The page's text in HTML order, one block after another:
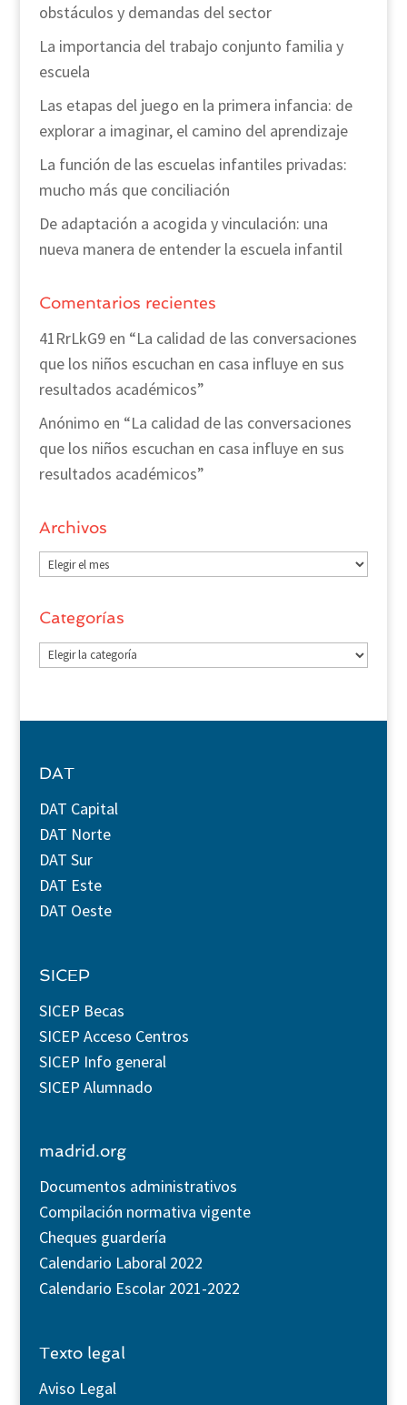
obstáculos y demandas del sector
La importancia del trabajo conjunto familia y
escuela
Las etapas del juego en la primera infancia: de
explorar a imaginar, el camino del aprendizaje
La función de las escuelas infantiles privadas:
mucho más que conciliación
De adaptación a acogida y vinculación: una
nueva manera de entender la escuela infantil
Comentarios recientes
41RrLkG9en “La calidad de las conversaciones
que los niños escuchan en casa influye en sus
resultados académicos”
Anónimo en “La calidad de las conversaciones
que los niños escuchan en casa influye en sus
resultados académicos”
Archivos
Archivos
Categorías
Categorías
DAT
DAT Capital
DAT Norte
DAT Sur
DAT Este
DAT Oeste
SICEP
SICEP Becas
SICEP Acceso Centros
SICEP Info general
SICEP Alumnado
madrid.org
Documentos administrativos
Compilación normativa vigente
Cheques guardería
Calendario Laboral 2022
Calendario Escolar 2021-2022
Texto legal
Aviso Legal